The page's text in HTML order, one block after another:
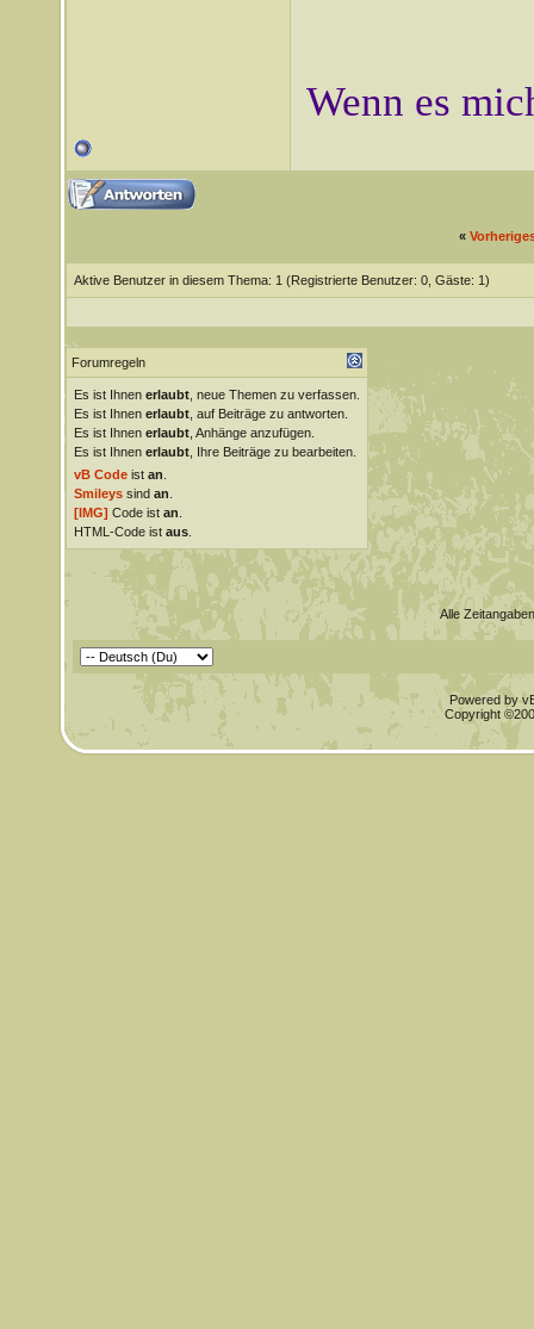
Wenn es
«
Aktive Benutzer in diesem Thema: 1 (Registrierte Benutzer: 0, Gäste: 1)
Forumregeln
Es ist Ihnen erlaubt, neue Themen zu verfassen.
Es ist Ihnen erlaubt, auf Beiträge zu antworten.
Es ist Ihnen erlaubt, Anhänge anzufügen.
Es ist Ihnen erlaubt, Ihre Beiträge zu bearbeiten.
vB Codeist an
Smileyssind an
[IMG] Code ist an
HTML-Code ist aus.
Alle
Powered by
Copyright